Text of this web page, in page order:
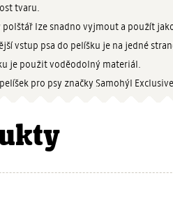
tvaru.
polštář lze snadno vyjmout a použít
vstup psa do pelíšku je na jedné
je použit voděodolný materiál.
pro psy značky Samohýl